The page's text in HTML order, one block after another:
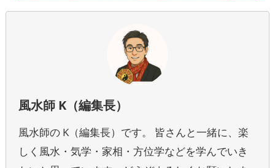
風水師 K（編集長）
風水師の K（編集長）です。 皆さんと一緒に、楽
しく風水・気学・家相・方位学などを学んでいき